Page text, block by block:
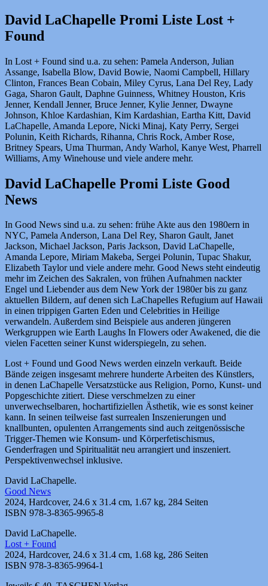
David LaChapelle Promi Liste Lost +
Found
In Lost + Found sind u.a. zu sehen: Pamela Anderson, Julian
Assange, Isabella Blow, David Bowie, Naomi Campbell, Hillary
Clinton, Frances Bean Cobain, Miley Cyrus, Lana Del Rey, Lady
Gaga, Sharon Gault, Daphne Guinness, Whitney Houston, Kris
Jenner, Kendall Jenner, Bruce Jenner, Kylie Jenner, Dwayne
Johnson, Khloe Kardashian, Kim Kardashian, Eartha Kitt, David
LaChapelle, Amanda Lepore, Nicki Minaj, Katy Perry, Sergei
Polunin, Keith Richards, Rihanna, Chris Rock, Amber Rose,
Britney Spears, Uma Thurman, Andy Warhol, Kanye West, Pharrell
Williams, Amy Winehouse und viele andere mehr.
David LaChapelle Promi Liste Good
News
In Good News sind u.a. zu sehen: frühe Akte aus den 1980ern in
NYC, Pamela Anderson, Lana Del Rey, Sharon Gault, Janet
Jackson, Michael Jackson, Paris Jackson, David LaChapelle,
Amanda Lepore, Miriam Makeba, Sergei Polunin, Tupac Shakur,
Elizabeth Taylor und viele andere mehr. Good News steht eindeutig
mehr im Zeichen des Sakralen, von frühen Aufnahmen nackter
Engel und Liebender aus dem New York der 1980er bis zu ganz
aktuellen Bildern, auf denen sich LaChapelles Refugium auf Hawaii
in einen trippigen Garten Eden und Celebrities in Heilige
verwandeln. Außerdem sind Beispiele aus anderen jüngeren
Werkgruppen wie Earth Laughs In Flowers oder Awakened, die die
vielen Facetten seiner Kunst widerspiegeln, zu sehen.
Lost + Found und Good News werden einzeln verkauft. Beide
Bände zeigen insgesamt mehrere hunderte Arbeiten des Künstlers,
in denen LaChapelle Versatzstücke aus Religion, Porno, Kunst- und
Popgeschichte zitiert. Diese verschmelzen zu einer
unverwechselbaren, hochartifiziellen Ästhetik, wie es sonst keiner
kann. In seinen teilweise fast surrealen Inszenierungen und
knallbunten, opulenten Arrangements sind auch zeitgenössische
Trigger-Themen wie Konsum- und Körperfetischismus,
Genderfragen und Spiritualität neu arrangiert und inszeniert.
Perspektivenwechsel inklusive.
David LaChapelle.
Good News
2024, Hardcover, 24.6 x 31.4 cm, 1.67 kg, 284 Seiten
ISBN 978-3-8365-9965-8
David LaChapelle.
Lost + Found
2024, Hardcover, 24.6 x 31.4 cm, 1.68 kg, 286 Seiten
ISBN 978-3-8365-9964-1